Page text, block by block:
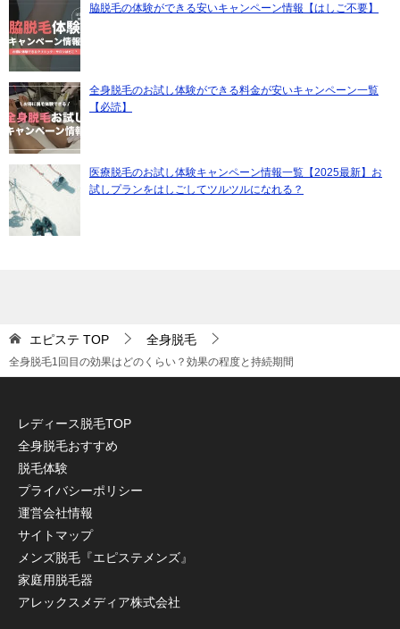
脇脱毛の体験ができる安いキャンペーン情報【はしご不要】
全身脱毛のお試し体験ができる料金が安いキャンペーン一覧
【必読】
医療脱毛のお試し体験キャンペーン情報一覧【2025最新】お
試しプランをはしごしてツルツルになれる？
エピステ TOP 全身脱毛
全身脱毛1回目の効果はどのくらい？効果の程度と持続期間
レディース脱毛TOP
全身脱毛おすすめ
脱毛体験
プライバシーポリシー
運営会社情報
サイトマップ
メンズ脱毛『エピステメンズ』
家庭用脱毛器
アレックスメディア株式会社